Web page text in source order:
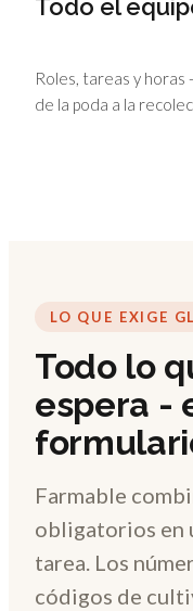
Todo el
Roles, tareas y horas
de la poda a la
LO QUE EXIGE
Todo lo
espera -
Farmable
obligatorios en
tarea. Los
códigos de